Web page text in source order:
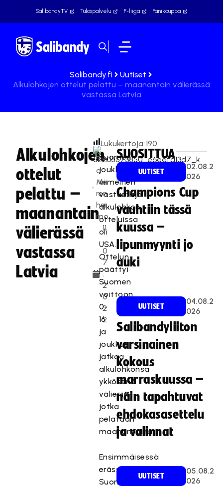
SalibandyTV Tulospalvelu F-liiga Fanikauppa
Salibandy.fi
Uutiset
Alkulohkojen ottelut pelattu – maanantain välierässä
vastassa Latvia
Alkulohkojen
ottelut
pelattu –
maanantain
välierässä
vastassa
Latvia
Ter
o
Me
ren
hei
mo
11
.
0
7
.
2
0
2
2
Lukukertoja:190
Suomen
joukkueen
viimeinen
vastustaja
alkulohkon
otteluissa
oli
USA.
Ottelun
päättyi
Suomen
voittoon
0-
16
ja
joukkue
jatkaa
alkulohkonsa
ykkösenä
välieriin,
jotka
pelataan
maanantaina.
Ensimmäisessä
erässä
Suomi
SUOSITTUA
UUTISET
02.08.2
026
Champions Cup
vauhtiin tässä
kuussa –
lipunmyynti jo
auki
UUTISET
04.08.2
026
Salibandyliiton
varsinainen
kokous
marraskuussa –
näin tapahtuvat
ehdokasasettelu
ja valinnat
UUTISET
05.08.2
026